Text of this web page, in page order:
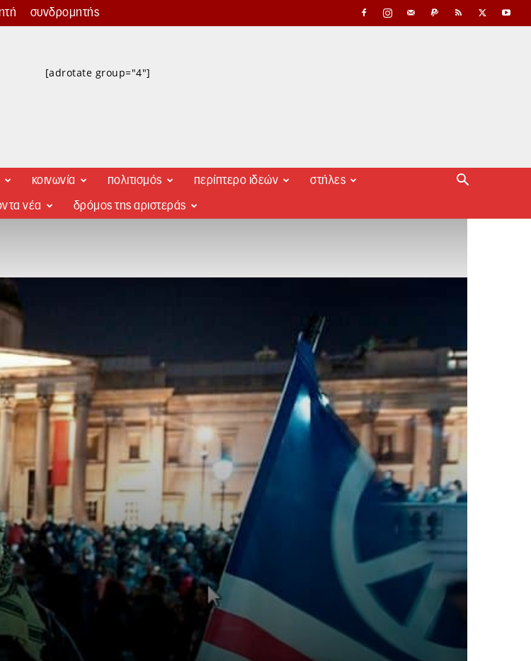
συνδρομητής
[adrotate group="4"]
κοινωνία πολιτισμός περίπτερο ιδεών στήλες
νέα δρόμος της αριστεράς